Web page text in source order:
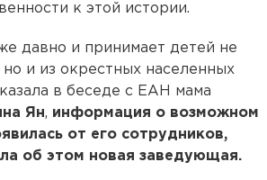
к этой истории.
давно и принимает детей не
но и из окрестных населенных
в беседе с ЕАН мама
Ян, информация о возможном
от его сотрудников,
об этом новая заведующая.